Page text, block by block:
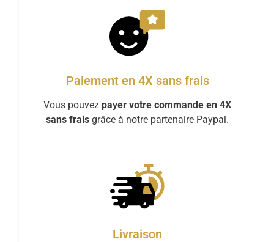
Paiement en 4X sans frais
Vous pouvez payer votre commande en 4X
sans frais grâce à notre partenaire Paypal.
Livraison